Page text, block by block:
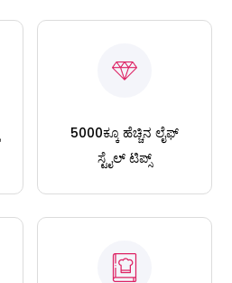
5000ಕ್ಕೂ ಹೆಚ್ಚಿನ ಲೈಫ್
ಸ್ಟೈಲ್ ಟಿಪ್ಸ್